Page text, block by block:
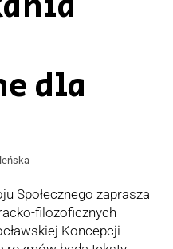
dla
Społecznego zaprasza
filozoficznych
Koncepcji